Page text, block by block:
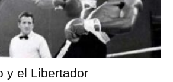
y el Libertador